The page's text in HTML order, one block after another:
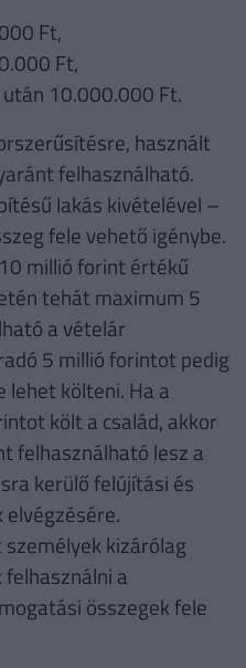
Ft,
Ft,
10.000.000 Ft.
használt
felhasználható.
lakás kivételével –
fele vehető igénybe.
millió forint értékű
tehát maximum 5
a vételár
5 millió forintot pedig
költeni. Ha a
költ a család, akkor
felhasználható lesz a
kerülő felújítási és
kizárólag
a
összegek fele